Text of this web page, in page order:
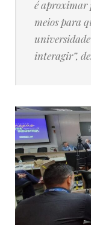
é aproximar
meios para
universidade
interagir”,